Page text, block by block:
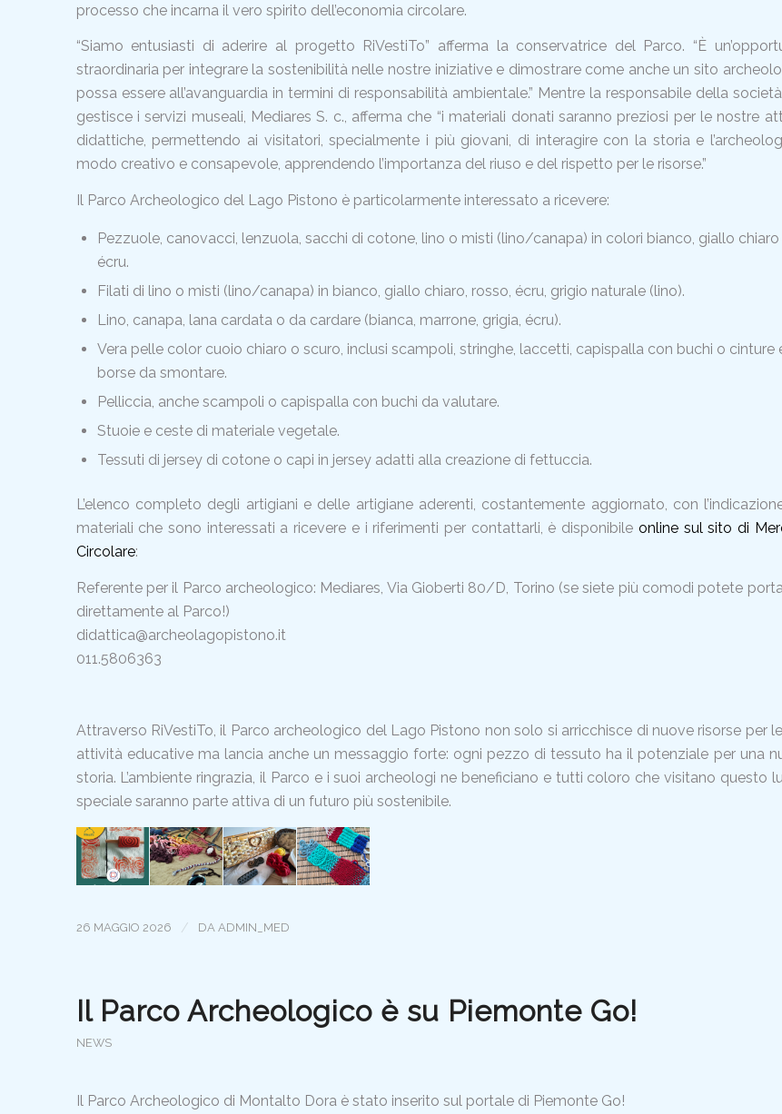
processo che incarna il vero spirito dell’economia circolare.
“Siamo entusiasti di aderire al progetto RiVestiTo” afferma la conservatrice del Parco. “È
straordinaria per integrare la sostenibilità nelle nostre iniziative e dimostrare come anche un sito
possa essere all’avanguardia in termini di responsabilità ambientale.” Mentre la responsabile della
gestisce i servizi museali, Mediares S. c., afferma che “i materiali donati saranno preziosi per le nostre
didattiche, permettendo ai visitatori, specialmente i più giovani, di interagire con la storia e
modo creativo e consapevole, apprendendo l’importanza del riuso e del rispetto per le risorse.”
Il Parco Archeologico del Lago Pistono è particolarmente interessato a ricevere:
Pezzuole, canovacci, lenzuola, sacchi di cotone, lino o misti (lino/canapa) in colori bianco, giallo chiaro
écru.
Filati di lino o misti (lino/canapa) in bianco, giallo chiaro, rosso, écru, grigio naturale (lino).
Lino, canapa, lana cardata o da cardare (bianca, marrone, grigia, écru).
Vera pelle color cuoio chiaro o scuro, inclusi scampoli, stringhe, laccetti, capispalla con buchi o cinture
borse da smontare.
Pelliccia, anche scampoli o capispalla con buchi da valutare.
Stuoie e ceste di materiale vegetale.
Tessuti di jersey di cotone o capi in jersey adatti alla creazione di fettuccia.
L’elenco completo degli artigiani e delle artigiane aderenti, costantemente aggiornato, con
materiali che sono interessati a ricevere e i riferimenti per contattarli, è disponibile online sul sito di
Circolare:
Referente per il Parco archeologico: Mediares, Via Gioberti 80/D, Torino (se siete più comodi potete
direttamente al Parco!)
didattica@archeolagopistono.it
011.5806363
Attraverso RiVestiTo, il Parco archeologico del Lago Pistono non solo si arricchisce di nuove risorse per
attività educative ma lancia anche un messaggio forte: ogni pezzo di tessuto ha il potenziale per una
storia. L’ambiente ringrazia, il Parco e i suoi archeologi ne beneficiano e tutti coloro che visitano questo
speciale saranno parte attiva di un futuro più sostenibile.
26 MAGGIO 2026 / DA ADMIN_MED
Il Parco Archeologico è su Piemonte Go!
NEWS
Il Parco Archeologico di Montalto Dora è stato inserito sul portale di Piemonte Go!